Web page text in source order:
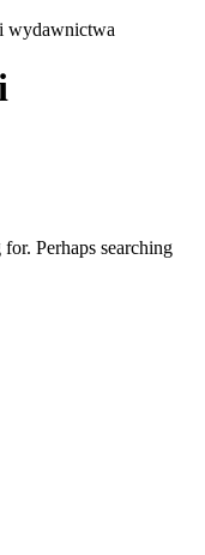
wydawnictwa
Perhaps searching